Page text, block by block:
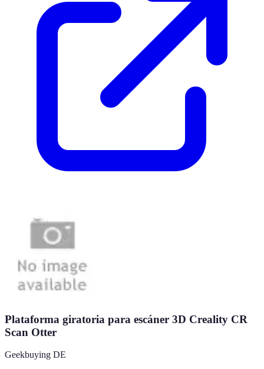
Plataforma giratoria para escáner 3D Creality CR
Scan Otter
Geekbuying DE